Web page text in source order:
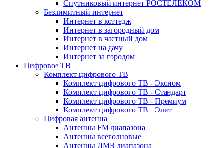
Спутниковый интернет РОСТЕЛЕКОМ
Безлимитный интернет
Интернет в коттедж
Интернет в загородный дом
Интернет в частный дом
Интернет на дачу
Интернет за городом
Цифровое ТВ
Комплект цифрового ТВ
Комплект цифрового ТВ - Эконом
Комплект цифрового ТВ - Стандарт
Комплект цифрового ТВ - Премиум
Комплект цифрового ТВ - Элит
Цифровая антенна
Антенны FM диапазона
Антенны всеволновые
Антенны ДМВ диапазона